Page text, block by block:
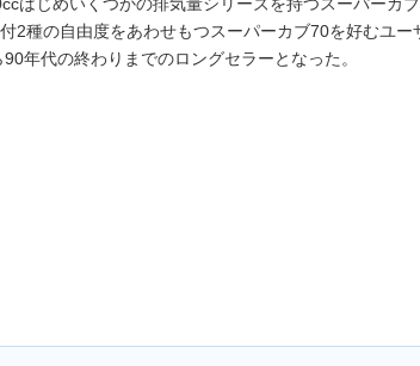
2種の自由度をあわせもつスーパーカブ70を好むユー
年代の終わりまでのロングセラーとなった。